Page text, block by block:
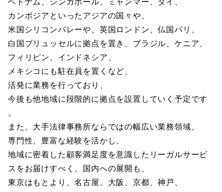
ベトナム、シンガポール、ミャンマー、タイ、
カンボジアといったアジアの国々や、
米国シリコンバレーや、英国ロンドン、仏国パリ、
白国ブリュッセルに拠点を置き、ブラジル、ケニア、
フィリピン、インドネシア、
メキシコにも駐在員を置くなど、
活発に業務を行っており、
今後も他地域に段階的に拠点を設置していく予定です
。
また、大手法律事務所ならではの幅広い業務領域、
専門性、豊富な経験を活かし、
地域に密着した顧客満足度を意識したリーガルサービ
スをお届けすべく、国内への展開も、
東京はもとより、名古屋、大阪、京都、神戸、